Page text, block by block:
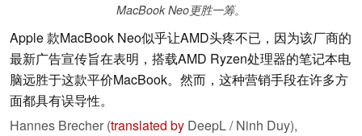
MacBook Neo更胜一筹。
Apple 款MacBook Neo似乎让AMD头疼不已，因为该厂商的
最新广告宣传旨在表明，搭载AMD Ryzen处理器的笔记本电
脑远胜于这款平价MacBook。然而，这种营销手段在许多方
面都具有误导性。
Hannes Brecher (translated by DeepL / Ninh Duy),